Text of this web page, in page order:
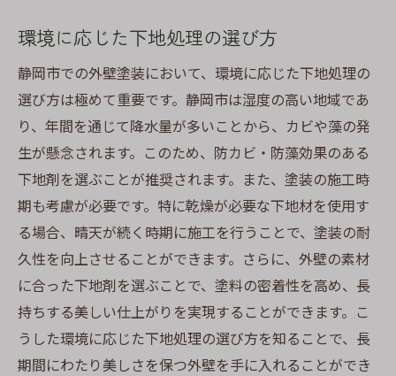
エステティクスを高めるための下地技術
静岡市で見られる美しい外壁の裏に
高湿度対策静岡市での外壁塗装を成功させる下
地処理
湿気から外壁を守るための下地処理
静岡市の高湿度に対応する技術
耐湿性を高める下地処理の秘密
下地処理が湿気に対抗する理由
湿度が影響する外壁塗装の課題
高湿度でも安心の外壁塗装を実現
静岡市の外壁塗装で重要な下地処理方法とその
効果
環境に応じた下地処理の選び方
静岡市での外壁塗装において、環境に応じた下地処理の
選び方は極めて重要です。静岡市は湿度の高い地域であ
り、年間を通じて降水量が多いことから、カビや藻の発
生が懸念されます。このため、防カビ・防藻効果のある
下地剤を選ぶことが推奨されます。また、塗装の施工時
期も考慮が必要です。特に乾燥が必要な下地材を使用す
る場合、晴天が続く時期に施工を行うことで、塗装の耐
久性を向上させることができます。さらに、外壁の素材
に合った下地剤を選ぶことで、塗料の密着性を高め、長
持ちする美しい仕上がりを実現することができます。こ
うした環境に応じた下地処理の選び方を知ることで、長
期間にわたり美しさを保つ外壁を手に入れることができ